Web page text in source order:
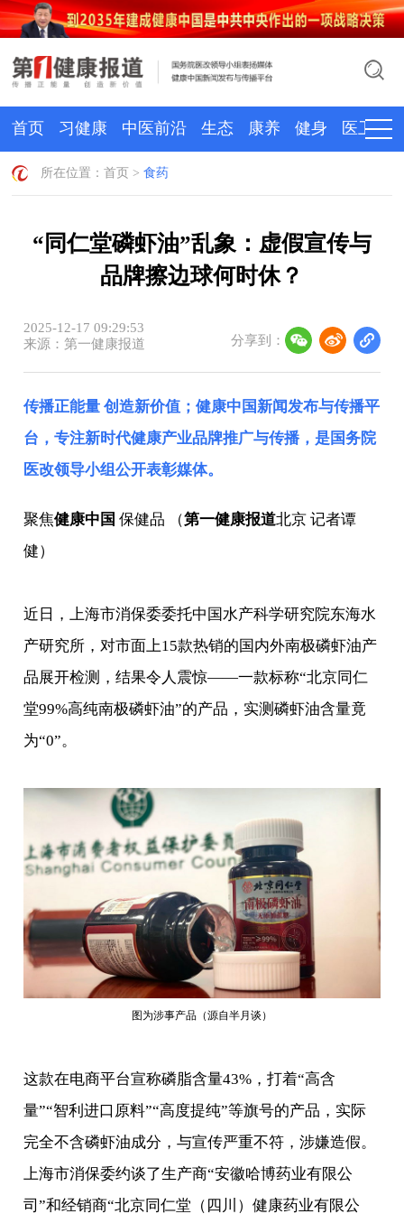
首页 习健康 中医前沿 生态 康养 健身 医卫
所在位置：首页 >食药
“同仁堂磷虾油”乱象：虚假宣传与
品牌擦边球何时休？
2025-12-17 09:29:53
来源：第一健康报道
分享到：
传播正能量 创造新价值；健康中国新闻发布与传播平
台，专注新时代健康产业品牌推广与传播，是国务院
医改领导小组公开表彰媒体。
聚焦健康中国 保健品 （第一健康报道北京 记者谭
健）
近日，上海市消保委委托中国水产科学研究院东海水
产研究所，对市面上15款热销的国内外南极磷虾油产
品展开检测，结果令人震惊——一款标称“北京同仁
堂99%高纯南极磷虾油”的产品，实测磷虾油含量竟
为“0”。
图为涉事产品（源自半月谈）
这款在电商平台宣称磷脂含量43%，打着“高含
量”“智利进口原料”“高度提纯”等旗号的产品，实际
完全不含磷虾油成分，与宣传严重不符，涉嫌造假。
上海市消保委约谈了生产商“安徽哈博药业有限公
司”和经销商“北京同仁堂（四川）健康药业有限公